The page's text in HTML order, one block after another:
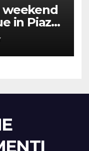
weekend
in Piazza